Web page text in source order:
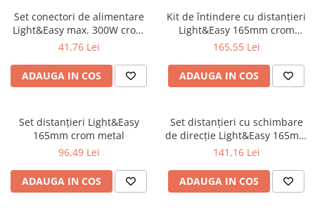
Familia ULine
Iluminat pentru plante
Lampadare
Penduluri
Plafoniere
Suspensii
Veioze
Panouri LED
Aplicat
Set conectori de alimentare
Light&Easy max. 300W crom
mat 12V metal
41,76 Lei
ADAUGA IN COS
Kit de întindere cu distanțieri
Light&Easy 165mm crom
metal
165,55 Lei
ADAUGA IN COS
Set distanțieri Light&Easy
165mm crom metal
96,49 Lei
ADAUGA IN COS
Set distanțieri cu schimbare
de direcție Light&Easy 165mm
crom metal
141,16 Lei
ADAUGA IN COS